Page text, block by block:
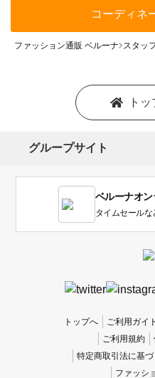
コーディネ
ファッション通販 ベルーナ スタッ
ト
グループサイト
ベルーナオ
タイムセールな
トップへ ご利用ガイ
ご利用規約
特定商取引法に基
ファッシ